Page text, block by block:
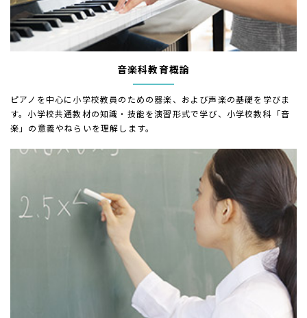
音楽科教育概論
ピアノを中心に小学校教員のための器楽、および声楽の基礎を学びま
す。小学校共通教材の知識・技能を演習形式で学び、小学校教科「音
楽」の意義やねらいを理解します。